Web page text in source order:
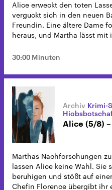
Alice erweckt den toten
verguckt sich in den neuen
Freundin. Eine ältere Dame
heraus, und Martha lässt
30:00 Minuten
Krimi-
Alice (5/8)
Marthas Nachforschungen
lassen Alice keine Wahl. Sie
beruhigen und stößt auf
Chefin Florence übergibt ihr